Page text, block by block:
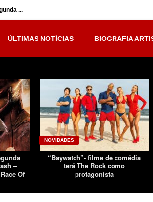
... Inumanos – série seguirá
ÚLTIMAS NOTÍCIAS BIOGRAFIA
–
Of
NOVIDADES
“Baywatch”- filme de comédia
terá The Rock como
protagonista